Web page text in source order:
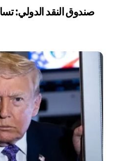
صندوق النقد الدولي: